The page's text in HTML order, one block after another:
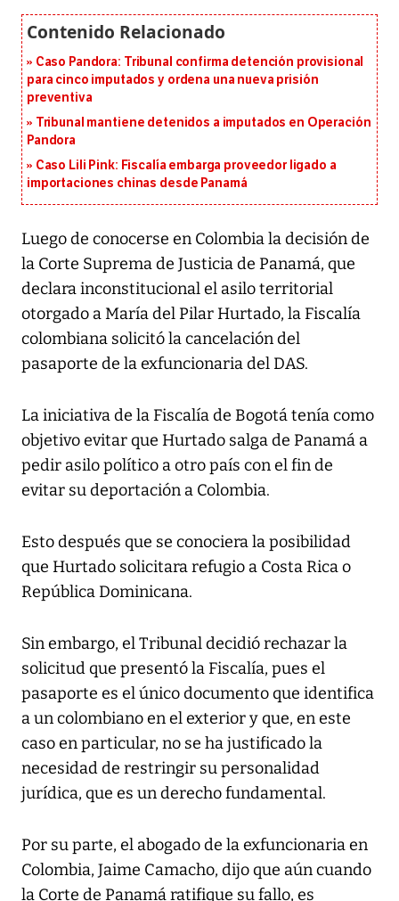
Caso Pandora: Tribunal confirma detención provisional
para cinco imputados y ordena una nueva prisión
preventiva
Tribunal mantiene detenidos a imputados en Operación
Pandora
Caso Lili Pink: Fiscalía embarga proveedor ligado a
importaciones chinas desde Panamá
Luego de conocerse en Colombia la decisión de
la Corte Suprema de Justicia de Panamá, que
declara inconstitucional el asilo territorial
otorgado a María del Pilar Hurtado, la Fiscalía
colombiana solicitó la cancelación del
pasaporte de la exfuncionaria del DAS.
La iniciativa de la Fiscalía de Bogotá tenía como
objetivo evitar que Hurtado salga de Panamá a
pedir asilo político a otro país con el fin de
evitar su deportación a Colombia.
Esto después que se conociera la posibilidad
que Hurtado solicitara refugio a Costa Rica o
República Dominicana.
Sin embargo, el Tribunal decidió rechazar la
solicitud que presentó la Fiscalía, pues el
pasaporte es el único documento que identifica
a un colombiano en el exterior y que, en este
caso en particular, no se ha justificado la
necesidad de restringir su personalidad
jurídica, que es un derecho fundamental.
Por su parte, el abogado de la exfuncionaria en
Colombia, Jaime Camacho, dijo que aún cuando
la Corte de Panamá ratifique su fallo, es